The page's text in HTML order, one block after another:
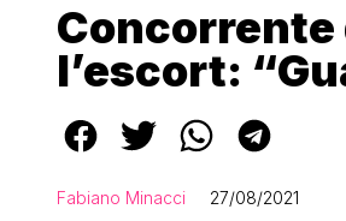
Concorrente
l’escort:
Fabiano Minacci 27/08/2021